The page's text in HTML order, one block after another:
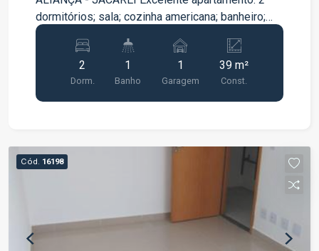
dormitórios; sala; cozinha americana; banheiro;
área de serviço; vaga de garagem; Condomínio
completo com piscina adulto e infantil; Ligue e
agende uma vista com nossos especialistas:
(12) 2012-0300.
2
Dorm.
1
Banho
1
Garagem
39 m²
Const.
Cód. 16198